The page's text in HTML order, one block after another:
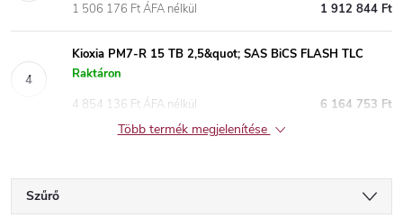
1 912 844 Ft
1 506 176 Ft ÁFA nélkül
Kioxia PM7-R 15 TB 2,5&quot; SAS BiCS FLASH TLC
Raktáron
6 164 753 Ft
4 854 136 Ft ÁFA nélkül
Több termék megjelenítése
Szűrő